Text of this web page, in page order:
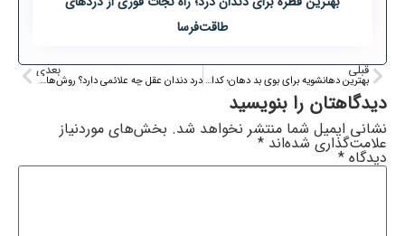
طاقت‌فرسا
قبلی
بهترین دهانشویه برای بوی بد دهان؛ کدام دهانشویه تاثیر بیشتری دارد؟
بعدی
درد دندان عقل چه علائمی دارد؟ روش‌های درمان و مسکن‌ها
دیدگاهتان را بنویسید
نشانی ایمیل شما منتشر نخواهد شد. بخش‌های موردنیاز
علامت‌گذاری شده‌اند *
دیدگاه *